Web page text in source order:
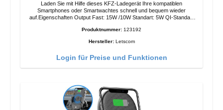
Laden Sie mit Hilfe dieses KFZ-Ladegerät Ihre kompatiblen
Smartphones oder Smartwachtes schnell und bequem wieder
auf.Eigenschaften Output Fast: 15W /10W Standart: 5W QI-Standart
Produktnummer: 123192
Hersteller: Letscom
Login für Preise und Funktionen